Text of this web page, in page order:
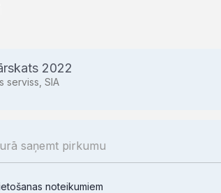
2022
serviss, SIA
noteikumiem